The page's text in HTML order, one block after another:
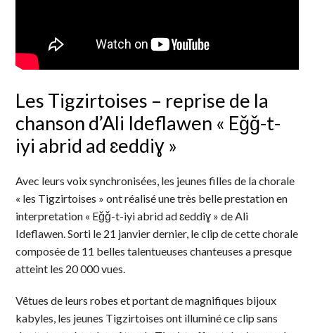
Les Tigzirtoises – reprise de la
chanson d’Ali Ideflawen « Eǧǧ-t-
iyi abrid ad ɛeddiɣ »
Avec leurs voix synchronisées, les jeunes filles de la chorale
« les Tigzirtoises » ont réalisé une très belle prestation en
interpretation « Eǧǧ-t-iyi abrid ad ɛeddiɣ » de Ali
Ideflawen. Sorti le 21 janvier dernier, le clip de cette chorale
composée de 11 belles talentueuses chanteuses a presque
atteint les 20 000 vues.
Vêtues de leurs robes et portant de magnifiques bijoux
kabyles, les jeunes Tigzirtoises ont illuminé ce clip sans